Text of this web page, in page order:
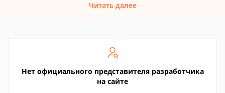
Читать далее
Нет официального представителя разработчика
на сайте